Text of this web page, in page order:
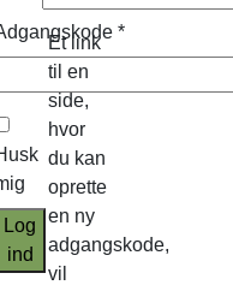
*
Log
ind
Et link
til en
side,
hvor
du kan
oprette
en ny
adgangskode,
vil